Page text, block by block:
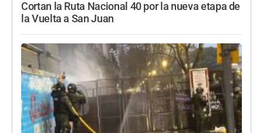
Cortan la Ruta Nacional 40 por la nueva etapa de
la Vuelta a San Juan